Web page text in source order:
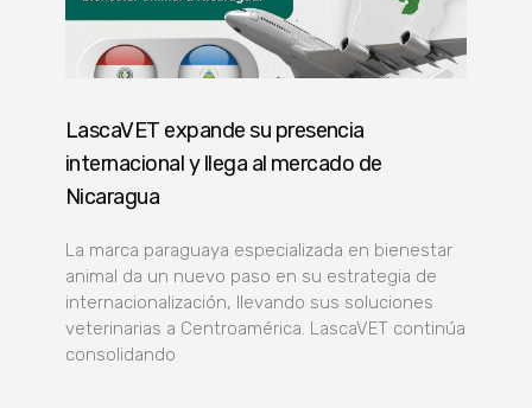
LascaVET expande su presencia
internacional y llega al mercado de
Nicaragua
La marca paraguaya especializada en bienestar
animal da un nuevo paso en su estrategia de
internacionalización, llevando sus soluciones
veterinarias a Centroamérica. LascaVET continúa
consolidando